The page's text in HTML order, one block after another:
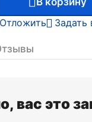
Отложить
Задать
вас это